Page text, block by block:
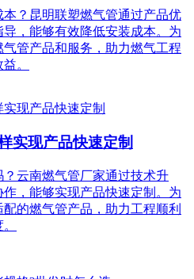
？昆明联塑燃气管通过产品优
，能够有效降低安装成本。为
管产品和服务，助力燃气工程
。
实现产品快速定制
云南燃气管厂家通过技术升
，能够实现产品快速定制。为
的燃气管产品，助力工程顺利